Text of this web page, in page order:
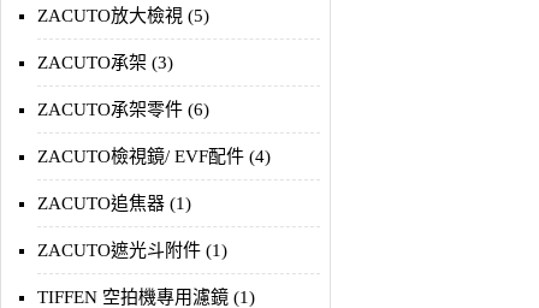
ZACUTO放大檢視 (5)
ZACUTO承架 (3)
ZACUTO承架零件 (6)
ZACUTO檢視鏡/ EVF配件 (4)
ZACUTO追焦器 (1)
ZACUTO遮光斗附件 (1)
TIFFEN 空拍機專用濾鏡 (1)